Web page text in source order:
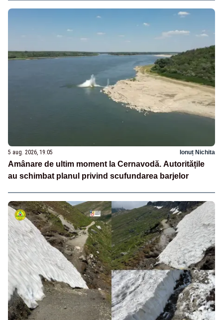
5 aug. 2026, 19:05 Ionuț Nichita
Amânare de ultim moment la Cernavodă. Autoritățile
au schimbat planul privind scufundarea barjelor